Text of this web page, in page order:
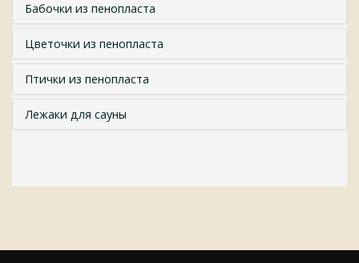
Бабочки из пенопласта
Цветочки из пенопласта
Птички из пенопласта
Лежаки для сауны